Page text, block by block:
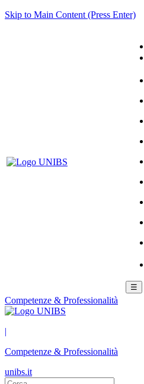
Skip to Main Content (Press Enter)
☰
Competenze & Professionalità
|
Competenze & Professionalità
unibs.it